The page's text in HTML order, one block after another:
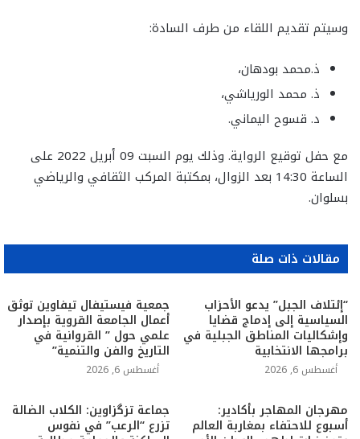
وسيتم تقديم اللقاء من طرف السادة:
ذ.محمد بودهان،
ذ. محمد الورياشي،
د. قسوح اليماني.
مع حفل توقيع الرواية. وذلك يوم السبت 09 أبريل 2022 على
الساعة 14:30 بعد الزوال، بمكتبة المركب الثقافي والرياضي
بسلوان.
مقالات ذات صلة
“إئتلاف الجبل” يدعو الأحزاب
السياسية إلى إدماج قضايا
وإشكاليات المناطق الجبلية في
برامجها الانتخابية
أغسطس 6, 2026
جمعية فيستيفال تيفاوين توثق
أعمال الجامعة القروية بإصدار
علمي حول ” القروانية في
التاريخ والفن والتنمية”
أغسطس 6, 2026
مهرجان المهاجر بأكادير:
أسبوع للاحتفاء بمغاربة العالم
جماعة تزگزاوين: الكلاب الضالة
تزرع “الرعب” في نفوس